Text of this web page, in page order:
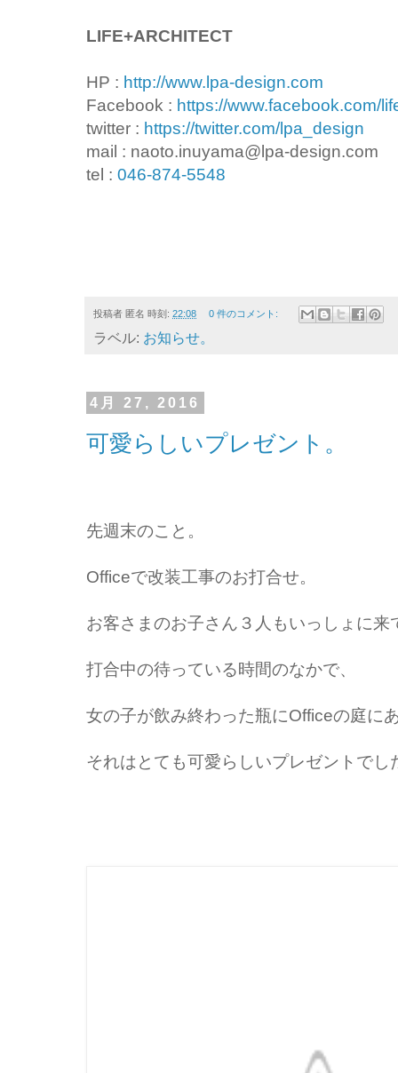
LIFE+ARCHITECT
HP : http://www.lpa-design.com
Facebook : https://www.facebook.com/
twitter : https://twitter.com/lpa_design
mail : naoto.inuyama@lpa-design.com
tel : 046-874-5548
投稿者 匿名 時刻: 22:08 0 件のコメント:
ラベル: お知らせ。
4月 27, 2016
可愛らしいプレゼント。
先週末のこと。
Officeで改装工事のお打合せ。
お客さまのお子さん３人もいっしょに
打合中の待っている時間のなかで、
女の子が飲み終わった瓶にOfficeの庭に
それはとても可愛らしいプレゼントで